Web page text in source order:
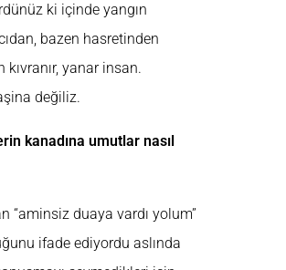
ki içinde yangın
bazen hasretinden
kıvranır, yanar insan.
değiliz.
kanadına umutlar nasıl
“aminsiz duaya vardı yolum”
ifade ediyordu aslında